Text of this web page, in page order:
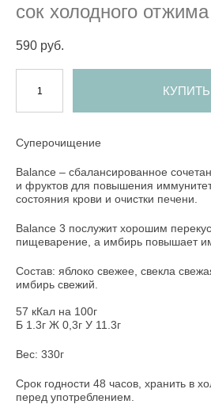
сок холодного
590 pуб.
КУПИТЬ
Суперочищение
Balance – сбалансированное
и фруктов для повышения
состояния крови и очистки печени.
Balance 3 послужит хорошим
пищеварение, а имбирь повышает
Состав: яблоко свежее, свекла
имбирь свежий.
57 кКал на 100г
Б 1.3г Ж 0,3г У 11.3г
Вес: 330г
Срок годности 48 часов, хранить в
перед употреблением.